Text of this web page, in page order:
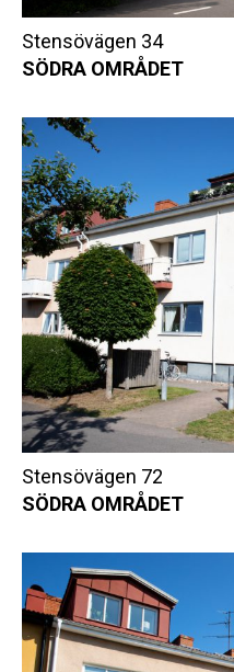
Stensövägen 34
SÖDRA OMRÅDET
Stensövägen 72
SÖDRA OMRÅDET